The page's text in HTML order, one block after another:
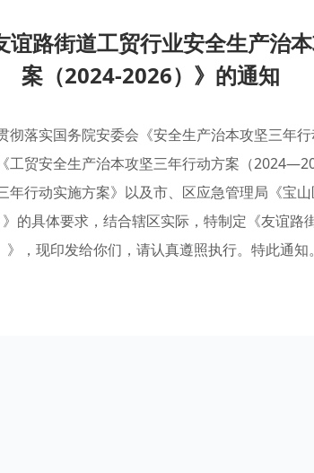
谊路街道工贸行业安全生产治
案（2024-2026）》的通知
彻落实国务院安委会《安全生产治本攻坚三年
工贸安全生产治本攻坚三年行动方案（
年行动实施方案》以及市、区应急管理局《宝
的具体要求，结合辖区实际，特制定《友谊路
，现印发给你们，请认真遵照执行。特此通